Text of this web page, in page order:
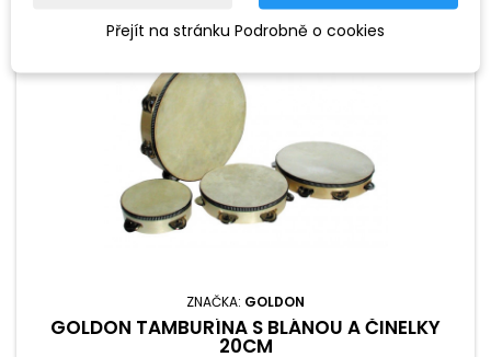
ZNAČKA: GOLDON
GOLDON TAMBURÍNA S BLÁNOU A ČINELKY
20CM
Přejít na stránku Podrobně o cookies